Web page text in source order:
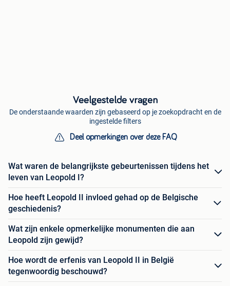
Veelgestelde vragen
De onderstaande waarden zijn gebaseerd op je zoekopdracht en de
ingestelde filters
Deel opmerkingen over deze FAQ
Wat waren de belangrijkste gebeurtenissen tijdens het
leven van Leopold I?
Hoe heeft Leopold II invloed gehad op de Belgische
geschiedenis?
Wat zijn enkele opmerkelijke monumenten die aan
Leopold zijn gewijd?
Hoe wordt de erfenis van Leopold II in België
tegenwoordig beschouwd?